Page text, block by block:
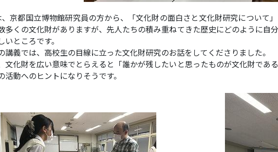
京都国立博物館研究員の方から、「文化財の面白さと文化財研究について
多くの文化財がありますが、先人たちの積み重ねてきた歴史にどのように自
いところです。
講義では、高校生の目線に立った文化財研究のお話をしてくださりました。
文化財を広い意味でとらえると「誰かが残したいと思ったものが文化財であ
活動へのヒントになりそうです。